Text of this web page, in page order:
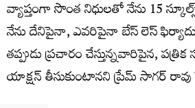
వ్యాప్తంగా సొంత నిధులతో నేను 15
నేను దేనిపైనా, ఎవరిపైనా బేస్ లెస్
తప్పుడు ప్రచారం చేస్తున్నవారిపైన,
యాక్షన్ తీసుకుంటానని ప్రేమ్ సాగర్ రావు